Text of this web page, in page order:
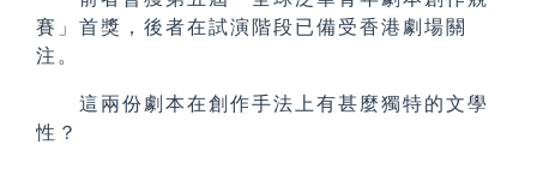
賽」首獎， 後者在試演階段已備受香港劇場關
注。
這兩份劇本在創作手法上有甚麼獨特的文學
性？